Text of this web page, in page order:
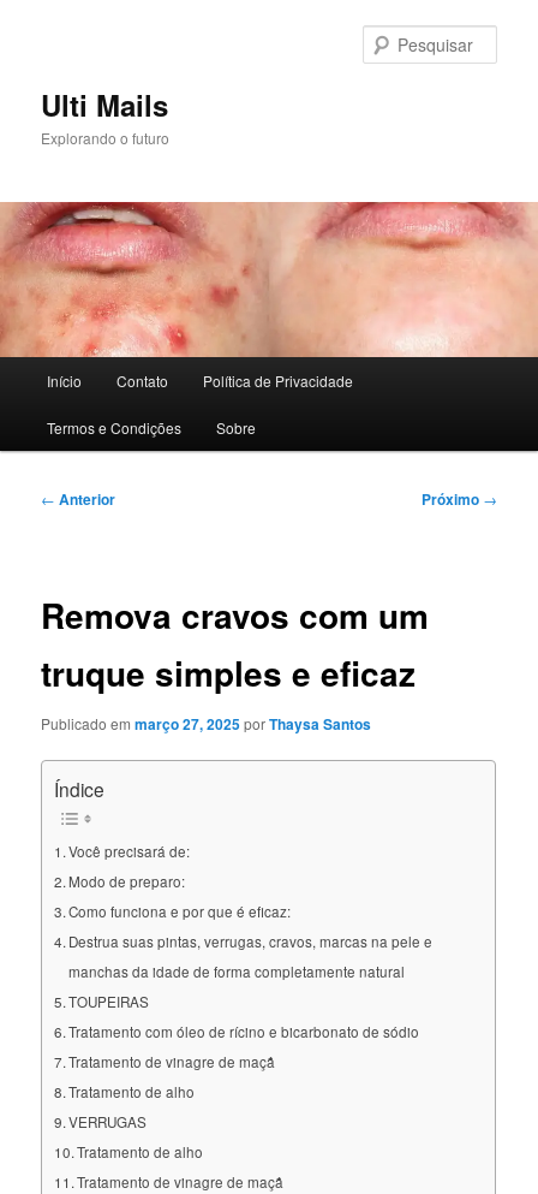
principalUlti Mails
Explorando o futuro
principal
Início Contato Política de Privacidade
Termos e Condições Sobre
Navegação
← Anterior Próximo →
Remova cravos com um
truque simples e eficaz
Publicado emmarço 27, 2025porThaysa Santos
Índice
Você precisará de:
Modo de preparo:
Como funciona e por que é eficaz:
Destrua suas pintas, verrugas, cravos, marcas na pele e
manchas da idade de forma completamente natural
TOUPEIRAS
Tratamento com óleo de rícino e bicarbonato de sódio
Tratamento de vinagre de maçã
Tratamento de alho
VERRUGAS
Tratamento de alho
Tratamento de vinagre de maçã